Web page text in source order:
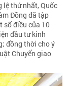
lệ thứ nhất, Quốc
Đồng đã tập
số điều của 10
đầu tư kinh
đồng thời cho ý
Chuyển giao